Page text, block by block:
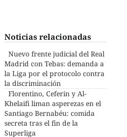
Noticias relacionadas
Nuevo frente judicial del Real
Madrid con Tebas: demanda a
la Liga por el protocolo contra
la discriminación
Florentino, Ceferin y Al-
Khelaifi liman asperezas en el
Santiago Bernabéu: comida
secreta tras el fin de la
Superliga